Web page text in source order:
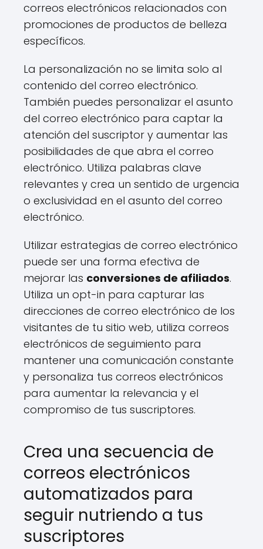
correos electrónicos relacionados con
promociones de productos de belleza
específicos.
La personalización no se limita solo al
contenido del correo electrónico.
También puedes personalizar el asunto
del correo electrónico para captar la
atención del suscriptor y aumentar las
posibilidades de que abra el correo
electrónico. Utiliza palabras clave
relevantes y crea un sentido de urgencia
o exclusividad en el asunto del correo
electrónico.
Utilizar estrategias de correo electrónico
puede ser una forma efectiva de
mejorar las conversiones de afiliados.
Utiliza un opt-in para capturar las
direcciones de correo electrónico de los
visitantes de tu sitio web, utiliza correos
electrónicos de seguimiento para
mantener una comunicación constante
y personaliza tus correos electrónicos
para aumentar la relevancia y el
compromiso de tus suscriptores.
Crea una secuencia de
correos electrónicos
automatizados para
seguir nutriendo a tus
suscriptores